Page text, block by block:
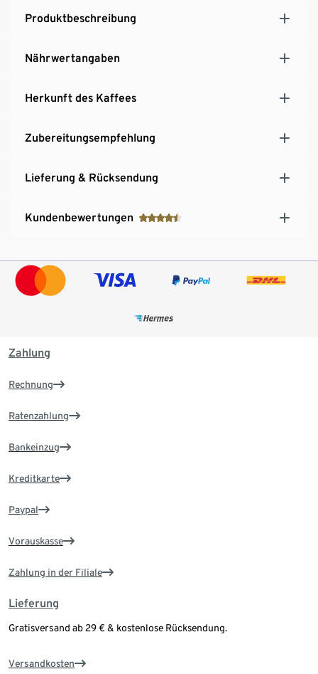
Produktbeschreibung
Nährwertangaben
Herkunft des Kaffees
Zubereitungsempfehlung
Lieferung & Rücksendung
Kundenbewertungen
Zahlung
Rechnung
Ratenzahlung
Bankeinzug
Kreditkarte
Paypal
Vorauskasse
Zahlung in der Filiale
Lieferung
Gratisversand ab 29 € & kostenlose Rücksendung.
Versandkosten